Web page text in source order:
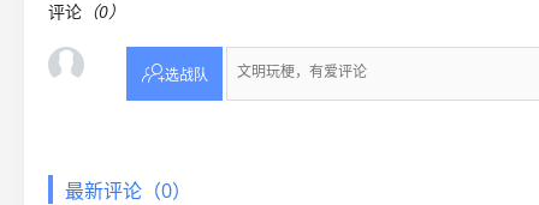
评论 （0）
选战队
最新评论（0）